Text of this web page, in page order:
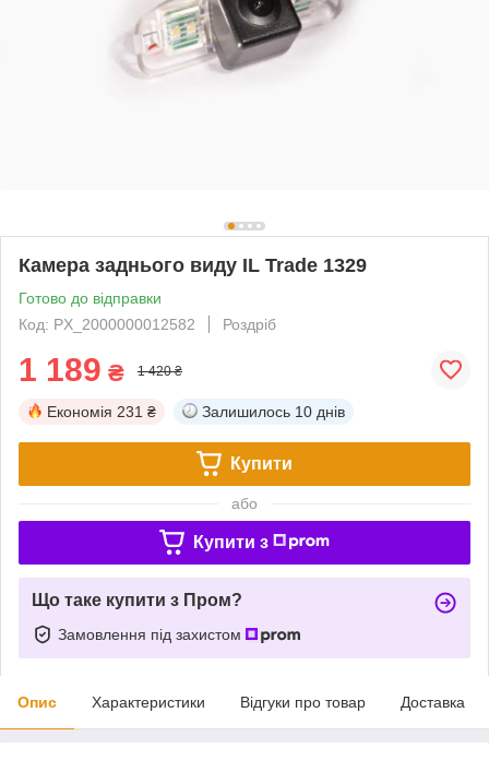
Камера заднього виду IL Trade 1329
Готово до відправки
Код: PX_2000000012582
Роздріб
1 189 ₴ 1 420 ₴
Економія 231 ₴ Залишилось 10 днів
Купити
або
Купити з
Що таке купити з Пром?
Замовлення під захистом
Опис Характеристики Відгуки про товар Доставка